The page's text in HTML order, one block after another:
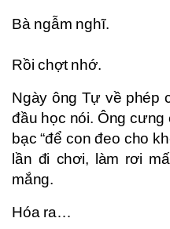
Bà ngẫm nghĩ.
Rồi chợt nhớ.
Ngày ông Tự về phép
đầu học nói. Ông
bạc “để con đeo cho
lần đi chơi, làm rơi
mắng.
Hóa ra…